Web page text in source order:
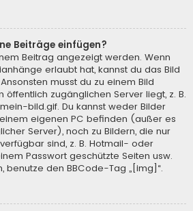
Beiträge einfügen?
Beitrag angezeigt werden. Wenn
erlaubt hat, kannst du das Bild
musst du zu einem Bild
öffentlich zugänglichen Server liegt, z. B.
bild.gif. Du kannst weder Bilder
eigenen PC befinden (außer es
Server), noch zu Bildern, die nur
sind, z. B. Hotmail- oder
Passwort geschützte Seiten usw.
benutze den BBCode-Tag „[img]“.